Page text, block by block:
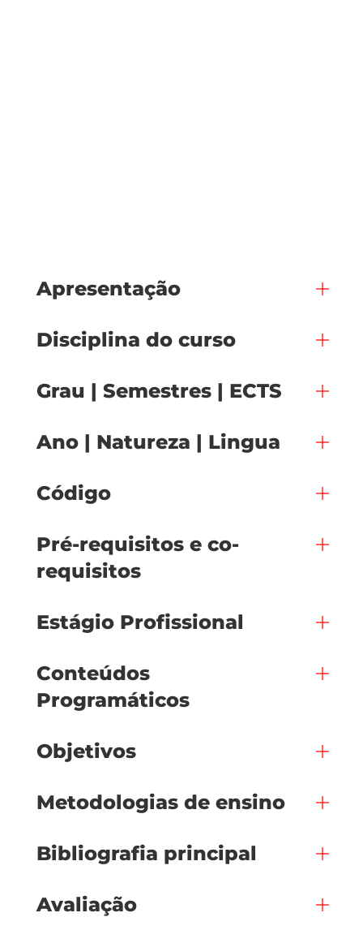
Apresentação
Disciplina do curso
Grau | Semestres | ECTS
Ano | Natureza | Lingua
Código
Pré-requisitos e co-
requisitos
Estágio Profissional
Conteúdos
Programáticos
Objetivos
Metodologias de ensino
Bibliografia principal
Avaliação